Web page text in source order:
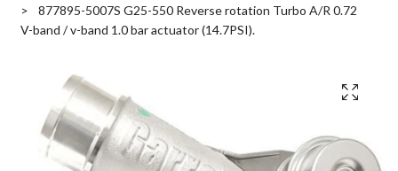
877895-5007S G25-550 Reverse rotation Turbo A/R 0.72
V-band / v-band 1.0 bar actuator (14.7PSI).